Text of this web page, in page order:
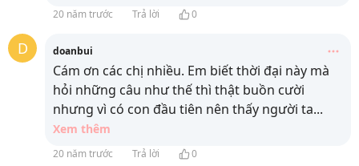
20 năm trước Trả lời 0
D doanbui
Cám ơn các chị nhiều. Em biết thời đại này mà
hỏi những câu như thế thì thật buồn cười
nhưng vì có con đầu tiên nên thấy người ta...
Xem thêm
20 năm trước Trả lời 0